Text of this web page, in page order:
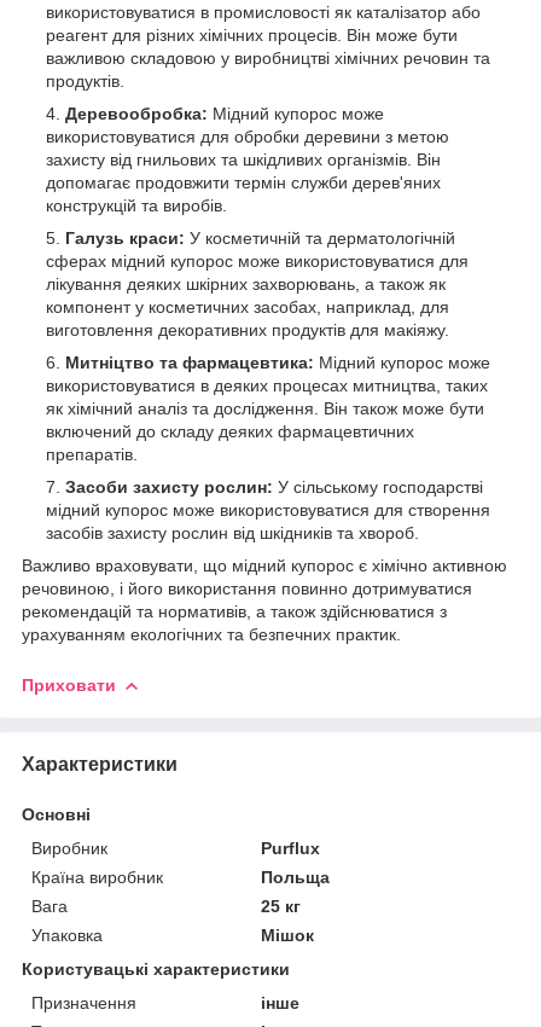
використовуватися в промисловості як каталізатор або
реагент для різних хімічних процесів. Він може бути
важливою складовою у виробництві хімічних речовин та
продуктів.
Деревообробка: Мідний купорос може
використовуватися для обробки деревини з метою
захисту від гнильових та шкідливих організмів. Він
допомагає продовжити термін служби дерев'яних
конструкцій та виробів.
Галузь краси: У косметичній та дерматологічній
сферах мідний купорос може використовуватися для
лікування деяких шкірних захворювань, а також як
компонент у косметичних засобах, наприклад, для
виготовлення декоративних продуктів для макіяжу.
Митніцтво та фармацевтика: Мідний купорос може
використовуватися в деяких процесах митництва, таких
як хімічний аналіз та дослідження. Він також може бути
включений до складу деяких фармацевтичних
препаратів.
Засоби захисту рослин: У сільському господарстві
мідний купорос може використовуватися для створення
засобів захисту рослин від шкідників та хвороб.
Важливо враховувати, що мідний купорос є хімічно активною
речовиною, і його використання повинно дотримуватися
рекомендацій та нормативів, а також здійснюватися з
урахуванням екологічних та безпечних практик.
Приховати
Характеристики
Основні
Виробник
Purflux
Країна виробник
Польща
Вага
25 кг
Упаковка
Мішок
Користувацькі характеристики
Призначення
інше